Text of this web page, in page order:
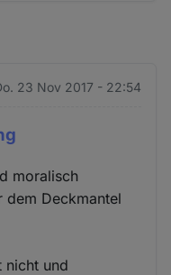
23 Nov 2017 - 22:54
moralisch
dem Deckmantel
nicht und